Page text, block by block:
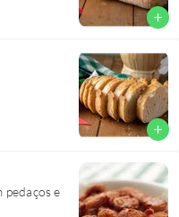
add
add
pedaços e